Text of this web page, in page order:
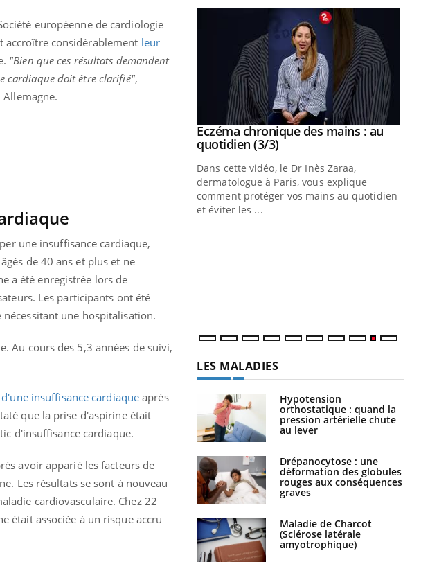
européenne de cardiologie
accroître considérablement leur
"Bien que ces résultats demandent
cardiaque doit être clarifié",
une insuffisance cardiaque,
de 40 ans et plus et ne
a été enregistrée lors de
Les participants ont été
une hospitalisation.
Au cours des 5,3 années de suivi,
insuffisance cardiaque après
que la prise d'aspirine était
d'insuffisance cardiaque.
avoir apparié les facteurs de
Les résultats se sont à nouveau
cardiovasculaire. Chez 22
était associée à un risque accru
...
Youtube
Eczéma chronique des mains : au
quotidien (3/3)Youtube
Dans cette vidéo, le Dr Inès Zaraa,
dermatologue à Paris, vous explique
comment protéger vos mains au quotidien
et éviter les ...
LES MALADIES
Hypotension
orthostatique : quand la
pression artérielle chute
au lever
Drépanocytose : une
déformation des globules
rouges aux conséquences
graves
Maladie de Charcot
(Sclérose latérale
amyotrophique)